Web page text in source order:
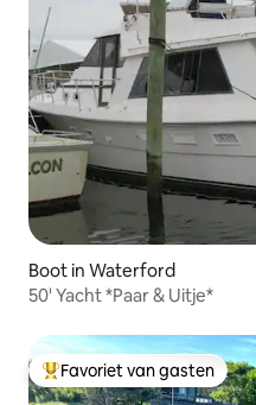
Boot in Waterford
50' Yacht *Paar & Uitje*
Topfavoriet van gasten
Favoriet van gasten